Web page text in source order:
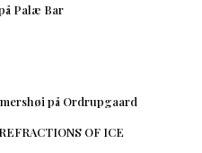
Palæ Bar
på Ordrupgaard
OF ICE